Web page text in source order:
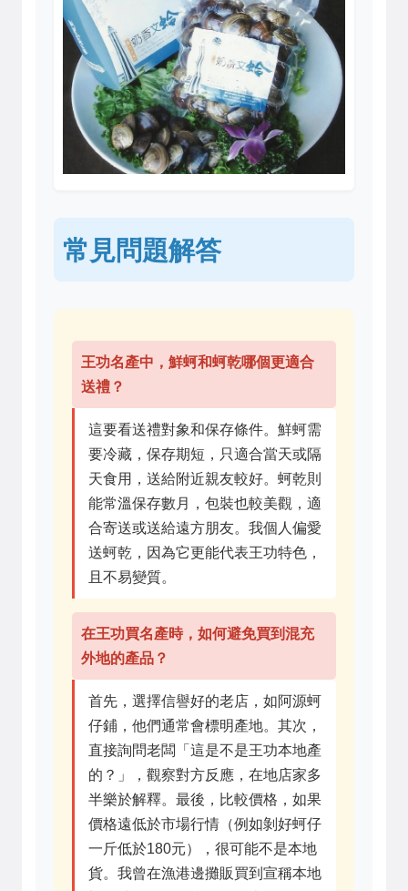
常見問題解答
王功名產中，鮮蚵和蚵乾哪個更適合
送禮？
這要看送禮對象和保存條件。鮮蚵需
要冷藏，保存期短，只適合當天或隔
天食用，送給附近親友較好。蚵乾則
能常溫保存數月，包裝也較美觀，適
合寄送或送給遠方朋友。我個人偏愛
送蚵乾，因為它更能代表王功特色，
且不易變質。
在王功買名產時，如何避免買到混充
外地的產品？
首先，選擇信譽好的老店，如阿源蚵
仔鋪，他們通常會標明產地。其次，
直接詢問老闆「這是不是王功本地產
的？」，觀察對方反應，在地店家多
半樂於解釋。最後，比較價格，如果
價格遠低於市場行情（例如剝好蚵仔
一斤低於180元），很可能不是本地
貨。我曾在漁港邊攤販買到宣稱本地